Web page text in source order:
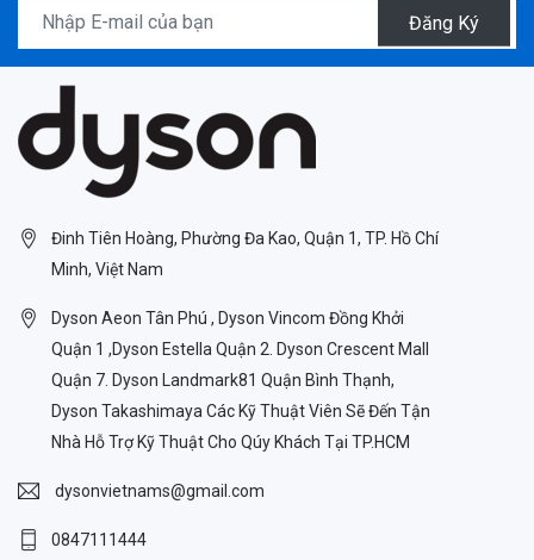
Đăng Ký
Đinh Tiên Hoàng, Phường Đa Kao, Quận 1, TP. Hồ Chí
Minh, Việt Nam
Dyson Aeon Tân Phú , Dyson Vincom Đồng Khởi
Quận 1 ,Dyson Estella Quận 2. Dyson Crescent Mall
Quận 7. Dyson Landmark81 Quận Bình Thạnh,
Dyson Takashimaya Các Kỹ Thuật Viên Sẽ Đến Tận
Nhà Hỗ Trợ Kỹ Thuật Cho Qúy Khách Tại TP.HCM
dysonvietnams@gmail.com
0847111444